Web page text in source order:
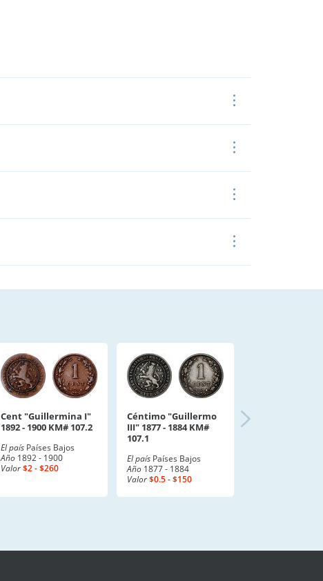
Cent "Guillermina I"
1892 - 1900 KM# 107.2
El país Países Bajos
Año 1892 - 1900
Valor$2 - $260
Céntimo "Guillermo
III" 1877 - 1884 KM#
107.1
El país Países Bajos
Año 1877 - 1884
Valor$0.5 - $150